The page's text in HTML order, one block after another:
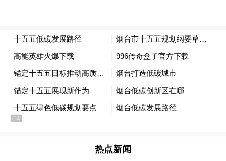
要》呈现出的新气象：
立足新的发展基础
满完成“十四五”规划主要目标任务，经济社
亿、五个第一”。“五个万亿”中第一个万亿是
热点新闻